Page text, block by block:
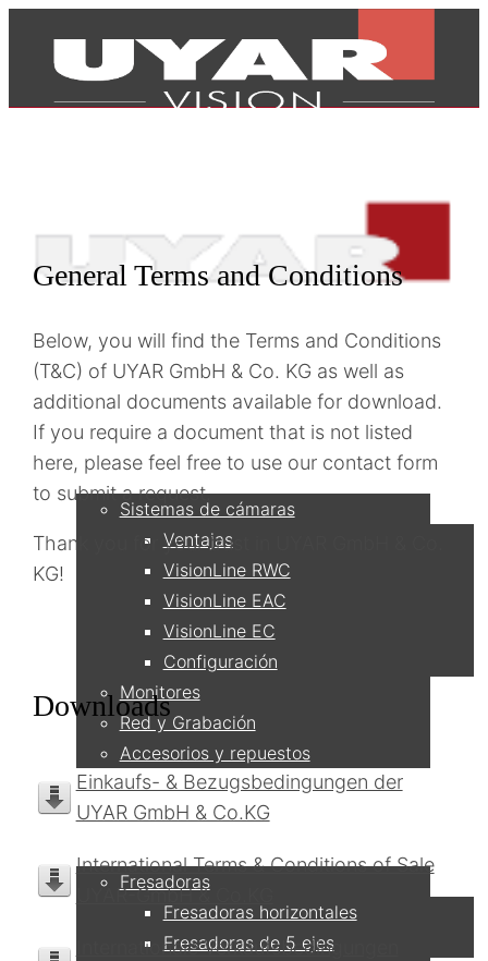
Productos
Sistemas de cámaras
Ventajas
VisionLine RWC
VisionLine EAC
VisionLine EC
Configuración
Monitores
Red y Grabación
Accesorios y repuestos
Aplicaciones
Fresadoras
Fresadoras horizontales
Fresadoras de 5 ejes
General Terms and Conditions
Below, you will find the Terms and Conditions
(T&C) of UYAR GmbH & Co. KG as well as
additional documents available for download.
If you require a document that is not listed
here, please feel free to use our contact form
to submit a request.
Thank you for your trust in UYAR GmbH & Co.
KG!
Downloads
Einkaufs- & Bezugsbedingungen der
UYAR GmbH & Co.KG
International Terms & Conditions of Sale
UYAR-GmbH & Co.KG
Internationale Verkaufsbedingungen